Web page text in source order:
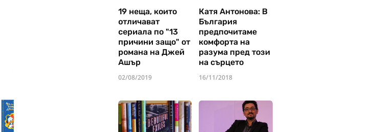
19 неща, които
отличават
сериала по "13
причини защо" от
романа на Джей
Ашър
02/08/2019
Катя Антонова: В
България
предпочитаме
комфорта на
разума пред този
на сърцето
16/11/2018